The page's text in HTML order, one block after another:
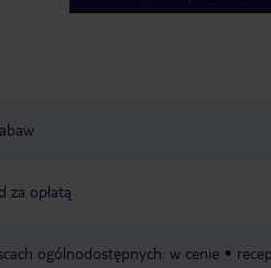
za opłatą
ogólnodostępnych: w cenie